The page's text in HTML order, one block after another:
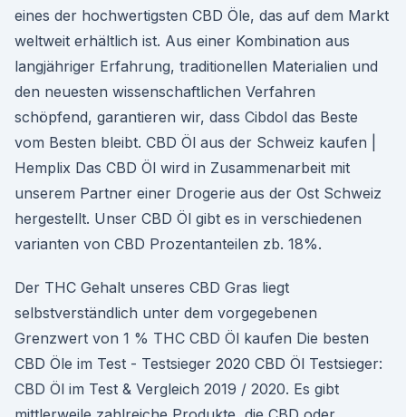
eines der hochwertigsten CBD Öle, das auf dem Markt
weltweit erhältlich ist. Aus einer Kombination aus
langjähriger Erfahrung, traditionellen Materialien und
den neuesten wissenschaftlichen Verfahren
schöpfend, garantieren wir, dass Cibdol das Beste
vom Besten bleibt. CBD Öl aus der Schweiz kaufen |
Hemplix Das CBD Öl wird in Zusammenarbeit mit
unserem Partner einer Drogerie aus der Ost Schweiz
hergestellt. Unser CBD Öl gibt es in verschiedenen
varianten von CBD Prozentanteilen zb. 18%.
Der THC Gehalt unseres CBD Gras liegt
selbstverständlich unter dem vorgegebenen
Grenzwert von 1 % THC CBD Öl kaufen Die besten
CBD Öle im Test - Testsieger 2020 CBD Öl Testsieger:
CBD Öl im Test & Vergleich 2019 / 2020. Es gibt